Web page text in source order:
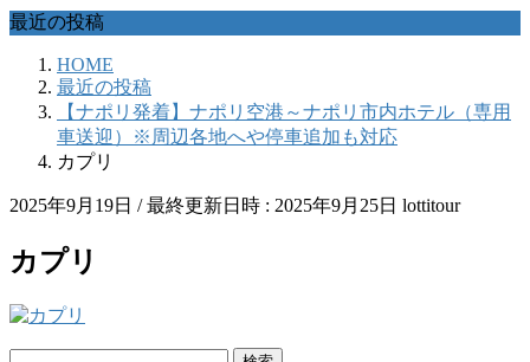
ッ
プ
移
動
最近の投稿
HOME
最近の投稿
【ナポリ発着】ナポリ空港～ナポリ市内ホテル（専用
車送迎）※周辺各地へや停車追加も対応
カプリ
2025年9月19日 / 最終更新日時 : 2025年9月25日 lottitour
カプリ